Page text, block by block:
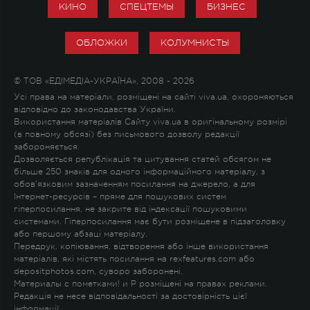
КИНО СПЕЦТЕМЫ БИЗНЕС
ОБЛОЖКИ КОЛУМНИСТЫ
© ТОВ «ЕДІМЕДІА-УКРАЇНА», 2008 - 2026
Усі права на матеріали, розміщені на сайті viva.ua, охороняються
відповідно до законодавства України.
Використання матеріалів Сайту viva.ua в оригінальному розмірі
(в повному обсязі) без письмового дозволу редакції
забороняється.
Дозволяється републікація та цитування статей обсягом не
більше 250 знаків для одного інформаційного матеріалу, з
обов'язковим зазначенням посилання на джерело, а для
Інтернет-ресурсів – пряме для пошукових систем
гіперпосилання, не закрите від індексації пошуковими
системами. Гіперпосилання має бути розміщене в підзаголовку
або першому абзаці матеріалу.
Передрук, копіювання, відтворення або інше використання
матеріалів, які містять посилання на rexfeatures.com або
depositphotos.com, суворо заборонені.
Материалы с пометками! и P розміщені на правах реклами.
Редакція не несе відповідальності за достовірність цієї